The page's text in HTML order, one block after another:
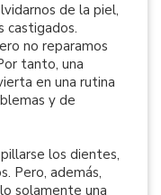
de la piel,
castigados.
no reparamos
tanto, una
en una rutina
y de
los dientes,
Pero, además,
solamente una